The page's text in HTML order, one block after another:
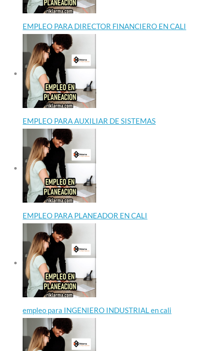
EMPLEO PARA DIRECTOR FINANCIERO EN CALI
EMPLEO PARA AUXILIAR DE SISTEMAS
EMPLEO PARA PLANEADOR EN CALI
empleo para INGENIERO INDUSTRIAL en cali